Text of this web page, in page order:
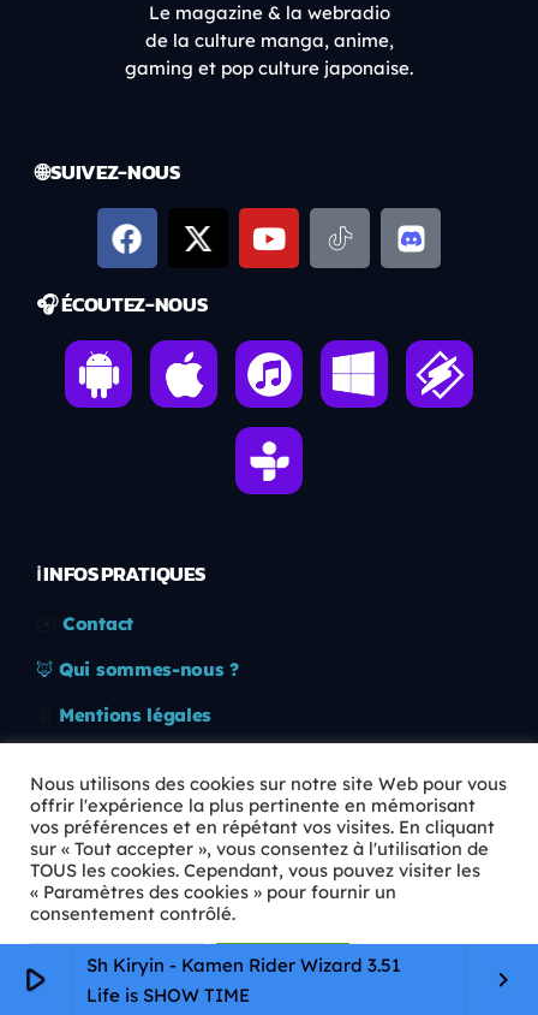
play_arrow
Sh Kiryin - Kamen Rider Wizard 3.51
Life is SHOW TIME
keyboard_arrow_right
Le magazine & la webradio
de la culture manga, anime,
gaming et pop culture japonaise.
🌐 SUIVEZ-NOUS
🎧 ÉCOUTEZ-NOUS
ℹ️ INFOS PRATIQUES
Contact
🦊 Qui sommes-nous ?
Mentions légales
🛡️ RGPD
Copyright © 2026 Animkids. Tous droits réservés.
Nous utilisons des cookies sur notre site Web pour vous
offrir l'expérience la plus pertinente en mémorisant
vos préférences et en répétant vos visites. En cliquant
sur « Tout accepter », vous consentez à l'utilisation de
TOUS les cookies. Cependant, vous pouvez visiter les
« Paramètres des cookies » pour fournir un
consentement contrôlé.
Paramètres Cookie Tout accepter